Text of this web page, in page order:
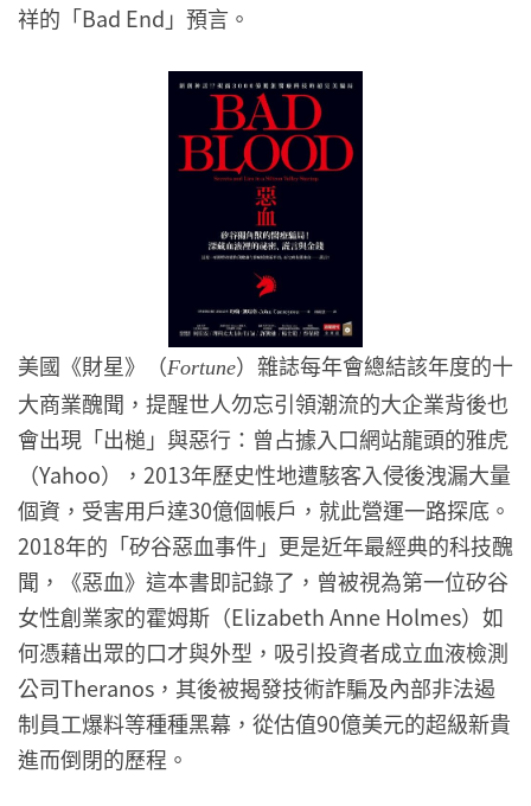
祥的「Bad End」預言。
美國《財星》（Fortune）雜誌每年會總結該年度的十
大商業醜聞，提醒世人勿忘引領潮流的大企業背後也
會出現「出槌」與惡行：曾占據入口網站龍頭的雅虎
（Yahoo），2013年歷史性地遭駭客入侵後洩漏大量
個資，受害用戶達30億個帳戶，就此營運一路探底。
2018年的「矽谷惡血事件」更是近年最經典的科技醜
聞，《惡血》這本書即記錄了，曾被視為第一位矽谷
女性創業家的霍姆斯（Elizabeth Anne Holmes）如
何憑藉出眾的口才與外型，吸引投資者成立血液檢測
公司Theranos，其後被揭發技術詐騙及內部非法遏
制員工爆料等種種黑幕，從估值90億美元的超級新貴
進而倒閉的歷程。